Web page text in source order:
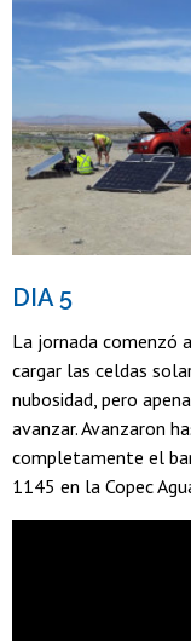
DIA 5
La jornada comenzó
cargar las celdas
nubosidad, pero
avanzar. Avanzaron
completamente el
1145 en la Copec